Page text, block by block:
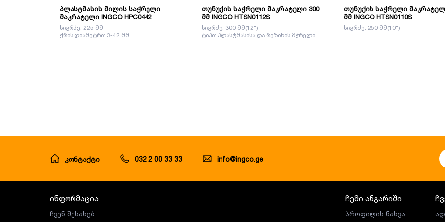
პლასტმასის მილის საჭრელი
მაკრატელი INGCO HPC0442
სიგრძე: 225 მმ
ჭრის დიამეტრი: 3-42 მმ
თუნუქის საჭრელი მაკრატელი 300
მმ INGCO HTSN0112S
სიგრძე: 300 მმ(12")
ტიპი: პლასტმასისა და რეზინის მჭრელი
თუნუქის საჭრელი
მმ INGCO HTSN0110S
სიგრძე: 250 მმ(10")
კონტაქტი 032 2 00 33 33 info@ingco.ge
ინფორმაცია
ჩვენ შესახებ
ჩემი ანგარიში
პროფილის ნახვა